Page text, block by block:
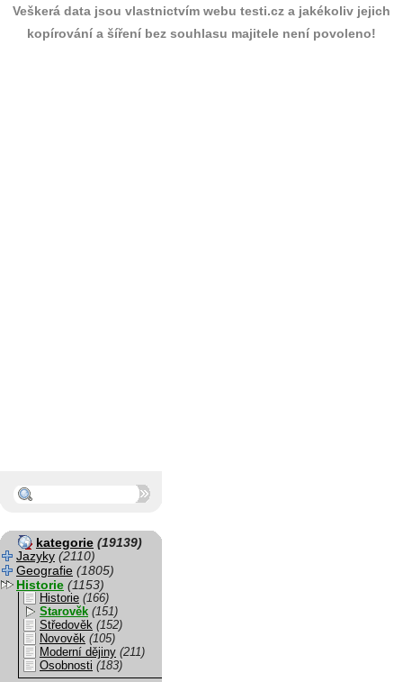
Veškerá data jsou vlastnictvím webu testi.cz a jakékoliv jejich
kopírování a šíření bez souhlasu majitele není povoleno!
kategorie (19139)
Jazyky (2110)
Geografie (1805)
Historie (1153)
Historie (166)
Starověk (151)
Středověk (152)
Novověk (105)
Moderní dějiny (211)
Osobnosti (183)